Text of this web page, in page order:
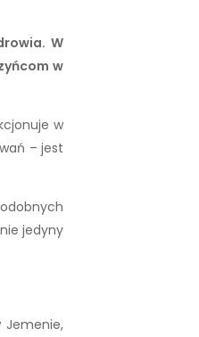
W
w
w
– jest
jedyny
Jemenie,